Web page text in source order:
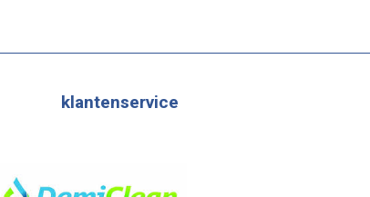
klantenservice